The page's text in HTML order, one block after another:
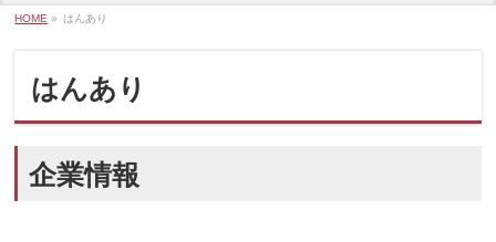
HOME » はんあり
はんあり
企業情報